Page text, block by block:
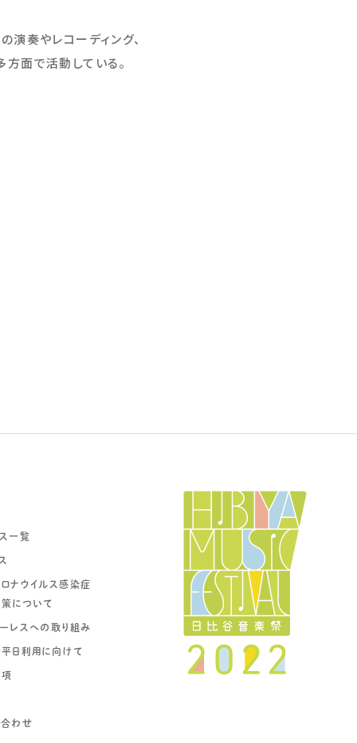
演奏やレコーディング、
方面で活動している。
一覧
ナウイルス感染症
について
レスへの取り組み
日利用に向けて
わせ